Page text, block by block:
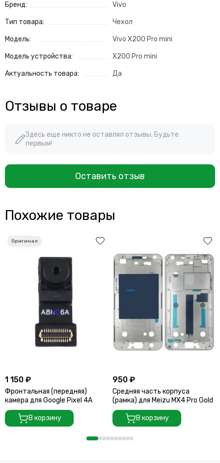
Бренд: Vivo
Тип товара: Чехол
Модель: Vivo X200 Pro mini
Модель устройства: X200 Pro mini
Актуальность товара: Да
Отзывы о товаре
Здесь еще никто не оставлял отзывы. Будьте
первым!
Оставить отзыв
Похожие товары
1 150 ₽
Фронтальная (передняя)
камера для Google Pixel 4A
В корзину
950 ₽
Средняя часть корпуса
(рамка) для Meizu MX4 Pro Gold
В корзину